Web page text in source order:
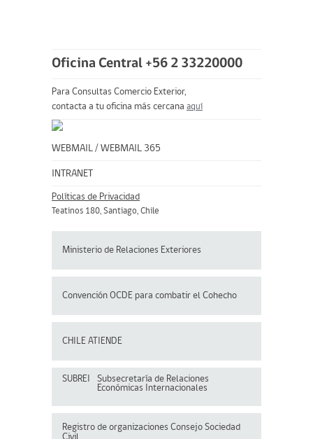
Oficina Central +56 2 33220000
Para Consultas Comercio Exterior,
contacta a tu oficina más cercana aquí
WEBMAIL / WEBMAIL 365
INTRANET
Políticas de Privacidad
Teatinos 180, Santiago, Chile
Ministerio de Relaciones Exteriores
Convención OCDE para combatir el Cohecho
CHILE ATIENDE
SUBREI
Subsecretaría de Relaciones
Económicas Internacionales
Registro de organizaciones Consejo Sociedad
Civil